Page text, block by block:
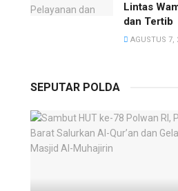
Lintas
dan Tertib
AGUSTUS 7,
SEPUTAR POLDA